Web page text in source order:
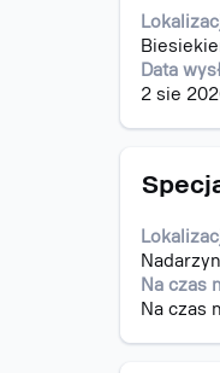
Data
2 sie
pomocą
spacji,
aby
treść
oferty
Tytuł
Na czas
Na czas
Zaznacz
pomocą
spacji,
aby
treść